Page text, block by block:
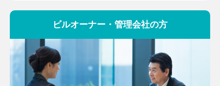
ビルオーナー・管理会社の方